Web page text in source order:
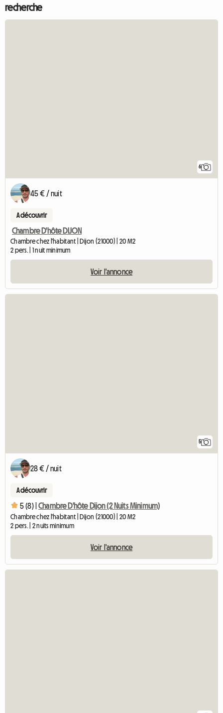
recherche
6
45 € / nuit
A découvrir
Chambre D'hôte DIJON
Chambre chez l'habitant | Dijon (21000) | 20 M2
2 pers. | 1 nuit minimum
Voir l'annonce
5
28 € / nuit
A découvrir
5 (8) | Chambre D'hôte Dijon (2 Nuits Minimum)
Chambre chez l'habitant | Dijon (21000) | 20 M2
2 pers. | 2 nuits minimum
Voir l'annonce